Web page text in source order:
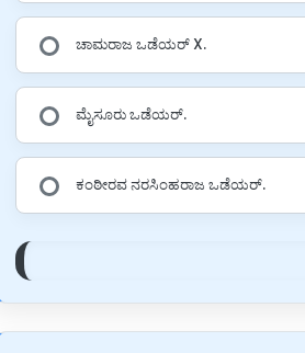
ಚಾಮರಾಜ ಒಡೆಯರ್ X.
ಮೈಸೂರು ಒಡೆಯರ್.
ಕಂಠೀರವ ನರಸಿಂಹರಾಜ ಒಡೆಯರ್.